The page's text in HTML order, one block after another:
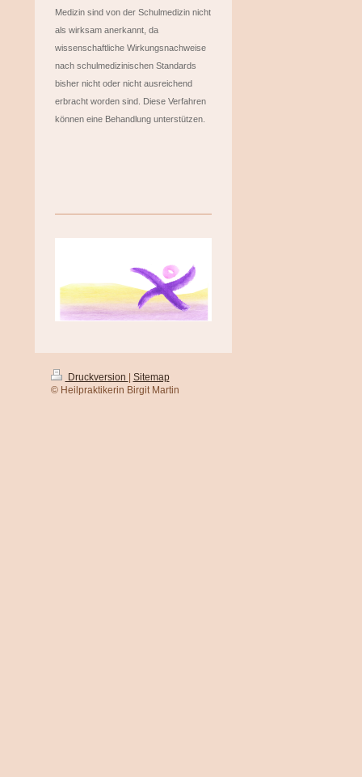
Medizin sind von der Schulmedizin nicht
als wirksam anerkannt, da
wissenschaftliche Wirkungsnachweise
nach schulmedizinischen Standards
bisher nicht oder nicht ausreichend
erbracht worden sind. Diese Verfahren
können eine Behandlung unterstützen.
Druckversion
Sitemap
© Heilpraktikerin Birgit Martin